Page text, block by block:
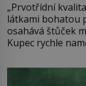
„Prvotřídní
látkami bohatou
osahává štůček
Kupec rychle
milostpaní. Stačí
množství